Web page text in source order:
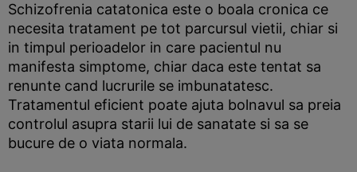
Schizofrenia catatonica este o boala cronica ce
necesita tratament pe tot parcursul vietii, chiar si
in timpul perioadelor in care pacientul nu
manifesta simptome, chiar daca este tentat sa
renunte cand lucrurile se imbunatatesc.
Tratamentul eficient poate ajuta bolnavul sa preia
controlul asupra starii lui de sanatate si sa se
bucure de o viata normala.